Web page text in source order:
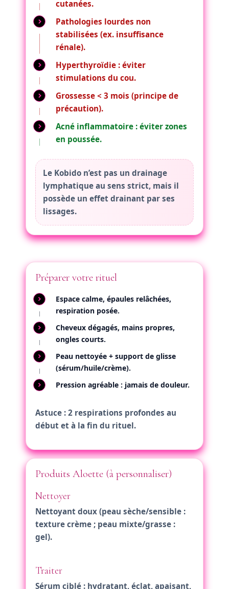
cutanées.
Pathologies lourdes non
stabilisées (ex. insuffisance
rénale).
Hyperthyroïdie : éviter
stimulations du cou.
Grossesse < 3 mois (principe de
précaution).
Acné inflammatoire : éviter zones
en poussée.
Le Kobido n’est pas un drainage
lymphatique au sens strict, mais il
possède un effet drainant par ses
lissages.
Préparer votre rituel
Espace calme, épaules relâchées,
respiration posée.
Cheveux dégagés, mains propres,
ongles courts.
Peau nettoyée + support de glisse
(sérum/huile/crème).
Pression agréable : jamais de douleur.
Astuce : 2 respirations profondes au
début et à la fin du rituel.
Produits Aloette (à personnaliser)
Nettoyer
Nettoyant doux (peau sèche/sensible :
texture crème ; peau mixte/grasse :
gel).
Traiter
Sérum ciblé : hydratant, éclat, apaisant,